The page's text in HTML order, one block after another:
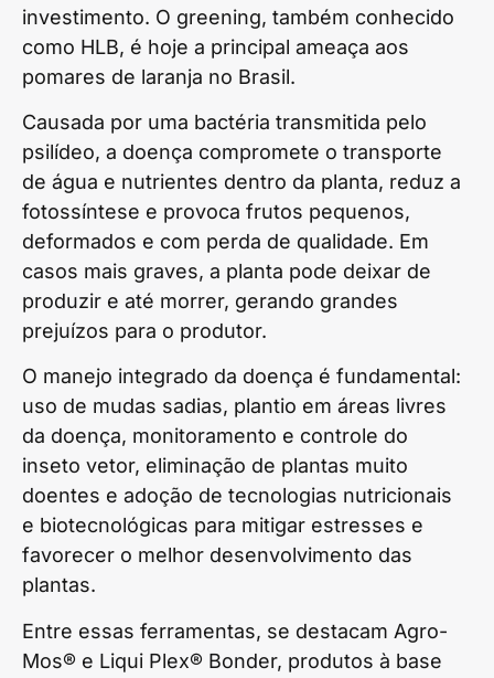
investimento. O greening, também conhecido
como HLB, é hoje a principal ameaça aos
pomares de laranja no Brasil.
Causada por uma bactéria transmitida pelo
psilídeo, a doença compromete o transporte
de água e nutrientes dentro da planta, reduz a
fotossíntese e provoca frutos pequenos,
deformados e com perda de qualidade. Em
casos mais graves, a planta pode deixar de
produzir e até morrer, gerando grandes
prejuízos para o produtor.
O manejo integrado da doença é fundamental:
uso de mudas sadias, plantio em áreas livres
da doença, monitoramento e controle do
inseto vetor, eliminação de plantas muito
doentes e adoção de tecnologias nutricionais
e biotecnológicas para mitigar estresses e
favorecer o melhor desenvolvimento das
plantas.
Entre essas ferramentas, se destacam Agro-
Mos® e Liqui Plex® Bonder, produtos à base